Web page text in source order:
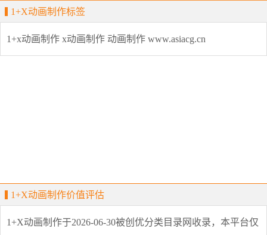
1+X动画制作标签
1+x动画制作 x动画制作 动画制作 www.asiacg.cn
1+X动画制作价值评估
1+X动画制作于2026-06-30被创优分类目录网收录，本平台仅